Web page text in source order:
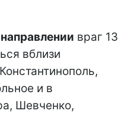
враг 13
вблизи
и в
Шевченко,